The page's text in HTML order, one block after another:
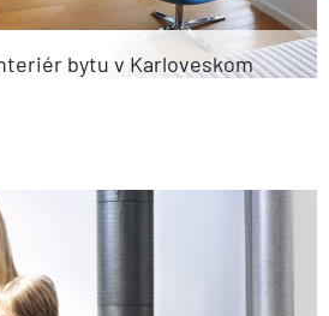
bytu v Karloveskom